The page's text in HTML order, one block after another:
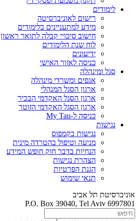
לימודים
רישום לאוניברסיטה
מידע למתעניינים בלימודים
חישוב סיכויי קבלה לתואר ראשון
לוח שנת הלימודים
ידיעונים
כניסה לאזור האישי
סגל ומינהלה
אגפים ומשרדי מינהלה
ארגון הסגל המנהלי
ארגון הסגל האקדמי הבכיר
ארגון הסגל האקדמי הזוטר
כניסה ל-My Tau
נגישות
נגישות בקמפוס
מניעה וטיפול בהטרדה מינית
הנחיות בדבר חוק חופש המידע
הצהרת נגישות
הגנת הפרטיות
תנאי שימוש
אוניברסיטת תל אביב
P.O. Box 39040, Tel Aviv 6997801